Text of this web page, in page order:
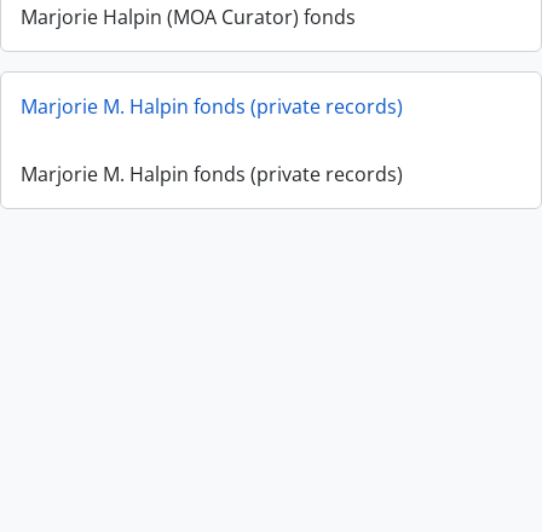
Marjorie Halpin (MOA Curator) fonds
Marjorie M. Halpin fonds (private records)
Marjorie M. Halpin fonds (private records)